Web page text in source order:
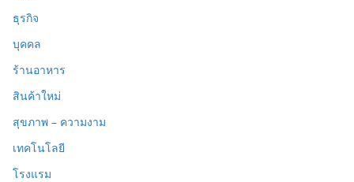
ธุรกิจ
บุคคล
ร้านอาหาร
สินค้าใหม่
สุขภาพ – ความงาม
เทคโนโลยี
โรงแรม